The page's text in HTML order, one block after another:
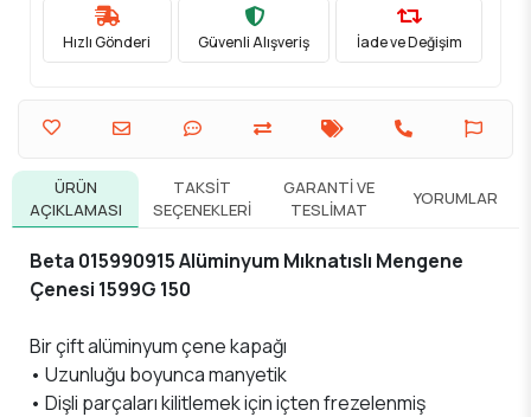
Hızlı Gönderi Güvenli Alışveriş İade ve Değişim
ÜRÜN
AÇIKLAMASI
TAKSIT
SEÇENEKLERI
GARANTI VE
TESLIMAT
YORUMLAR
Beta 015990915 Alüminyum Mıknatıslı Mengene
Çenesi 1599G 150
Bir çift alüminyum çene kapağı
• Uzunluğu boyunca manyetik
• Dişli parçaları kilitlemek için içten frezelenmiş